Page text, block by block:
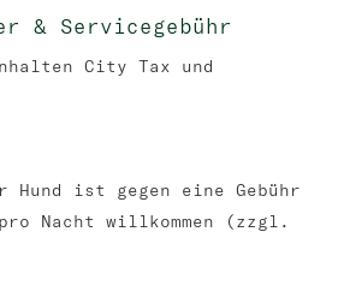
& Servicegebühr
City Tax und
ist gegen eine Gebühr
Nacht willkommen (zzgl.